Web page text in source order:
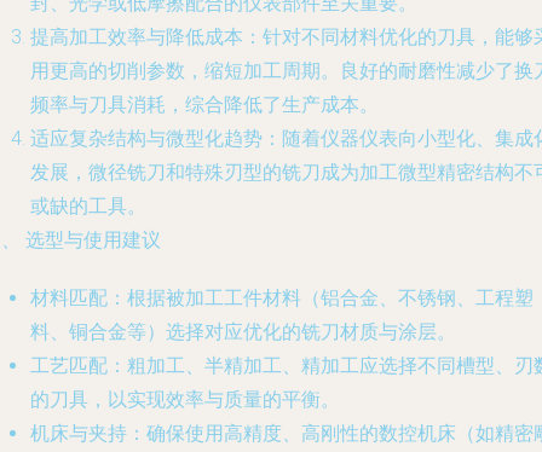
提高加工效率与降低成本 ：针对不同材料优化的刀具，能够
用更高的切削参数，缩短加工周期。良好的耐磨性减少了换
频率与刀具消耗，综合降低了生产成本。
适应复杂结构与微型化趋势 ：随着仪器仪表向小型化、集成
发展，微径铣刀和特殊刃型的铣刀成为加工微型精密结构不
或缺的工具。
选型与使用建议
材料匹配 ：根据被加工工件材料（铝合金、不锈钢、工程塑
料、铜合金等）选择对应优化的铣刀材质与涂层。
工艺匹配 ：粗加工、半精加工、精加工应选择不同槽型、刃
的刀具，以实现效率与质量的平衡。
机床与夹持 ：确保使用高精度、高刚性的数控机床（如精密